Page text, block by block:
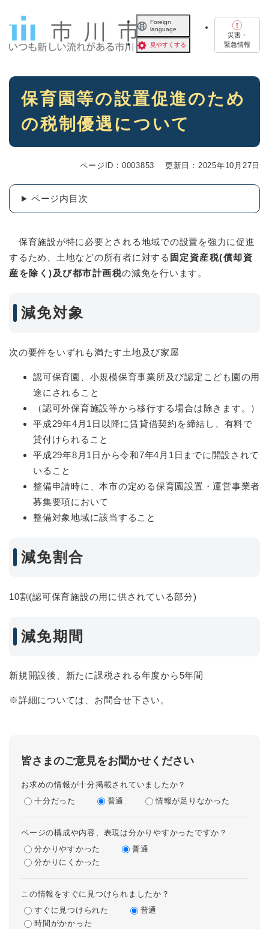
Foreign
language
見やすくする
災害・
緊急情報
本
保育園等の設置促進のため
の税制優遇について
ページID：0003853 更新日：2025年10月27日
ページ内目次
保育施設が特に必要とされる地域での設置を強力に促進
するため、土地などの所有者に対する 固定資産税(償却資
産を除く)及び都市計画税の減免を行います。
減免対象
次の要件をいずれも満たす土地及び家屋
認可保育園、小規模保育事業所及び認定こども園の用
途にされること
（認可外保育施設等から移行する場合は除きます。）
平成29年4月1日以降に賃貸借契約を締結し、有料で
貸付けられること
平成29年8月1日から令和7年4月1日までに開設されて
いること
整備申請時に、本市の定める保育園設置・運営事業者
募集要項において
整備対象地域に該当すること
減免割合
10割(認可保育施設の用に供されている部分)
減免期間
新規開設後、新たに課税される年度から5年間
※詳細については、お問合せ下さい。
皆さまのご意見をお聞かせください
お求めの情報が十分掲載されていましたか？
十分だった
普通 情報が足りなかった
ページの構成や内容、表現は分かりやすかったですか？
分かりやすかった
普通
分かりにくかった
この情報をすぐに見つけられましたか？
すぐに見つけられた
普通
時間がかかった